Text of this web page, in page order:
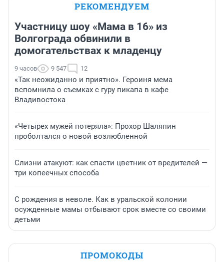
РЕКОМЕНДУЕМ
Участницу шоу «Мама в 16» из
Волгограда обвинили в
домогательствах к младенцу
9 часов 9 547 12
«Так неожиданно и приятно». Героиня мема
вспомнила о съемках с гуру пикапа в кафе
Владивостока
«Четырех мужей потеряла»: Прохор Шаляпин
проболтался о новой возлюбленной
Слизни атакуют: как спасти цветник от вредителей —
три копеечных способа
С рождения в неволе. Как в уральской колонии
осужденные мамы отбывают срок вместе со своими
детьми
ПРОМОКОДЫ